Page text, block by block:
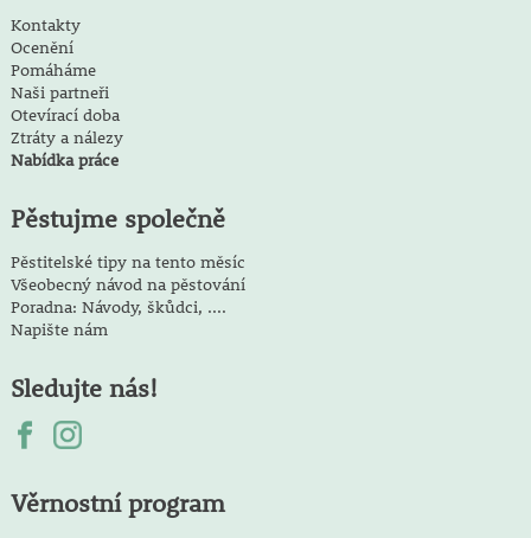
Kontakty
Ocenění
Pomáháme
Naši partneři
Otevírací doba
Ztráty a nálezy
Nabídka práce
Pěstujme společně
Pěstitelské tipy na tento měsíc
Všeobecný návod na pěstování
Poradna: Návody, škůdci, ....
Napište nám
Sledujte nás!
Věrnostní program